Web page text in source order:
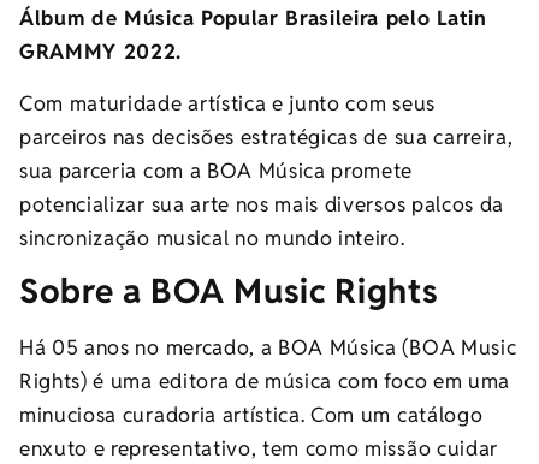
Álbum de Música Popular Brasileira pelo Latin
GRAMMY 2022.
Com maturidade artística e junto com seus
parceiros nas decisões estratégicas de sua carreira,
sua parceria com a BOA Música promete
potencializar sua arte nos mais diversos palcos da
sincronização musical no mundo inteiro.
Sobre a BOA Music Rights
Há 05 anos no mercado, a BOA Música (BOA Music
Rights) é uma editora de música com foco em uma
minuciosa curadoria artística. Com um catálogo
enxuto e representativo, tem como missão cuidar